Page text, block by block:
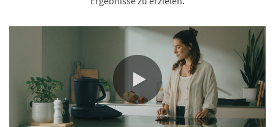
0:00 / 0:30